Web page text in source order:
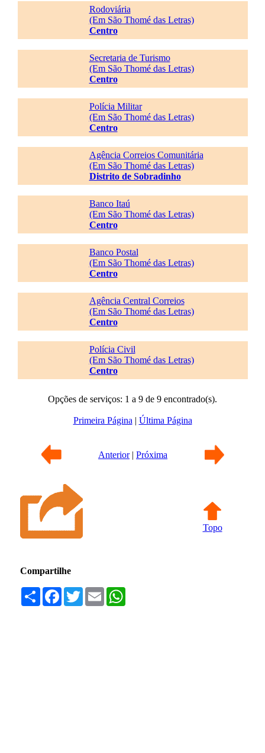
Rodoviária
(Em São Thomé das Letras)
Centro
Secretaria de Turismo
(Em São Thomé das Letras)
Centro
Polícia Militar
(Em São Thomé das Letras)
Centro
Agência Correios Comunitária
(Em São Thomé das Letras)
Distrito de Sobradinho
Banco Itaú
(Em São Thomé das Letras)
Centro
Banco Postal
(Em São Thomé das Letras)
Centro
Agência Central Correios
(Em São Thomé das Letras)
Centro
Polícia Civil
(Em São Thomé das Letras)
Centro
Opções de serviços: 1 a 9 de 9 encontrado(s).
Primeira Página | Última Página
Anterior| Próxima
Topo
Compartilhe
Compartilhar
Facebook
TwitterEmail